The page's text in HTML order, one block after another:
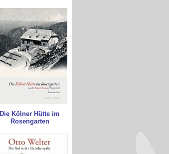
Die Kölner Hütte im
Rosengarten